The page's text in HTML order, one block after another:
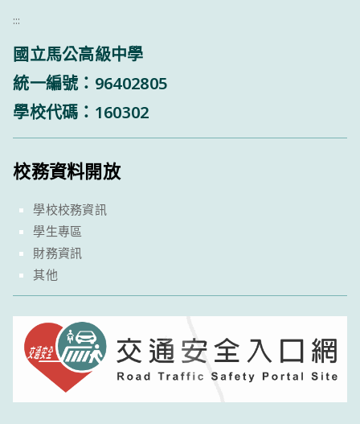
:::
國立馬公高級中學
統一編號：96402805
學校代碼：160302
校務資料開放
學校校務資訊
學生專區
財務資訊
其他